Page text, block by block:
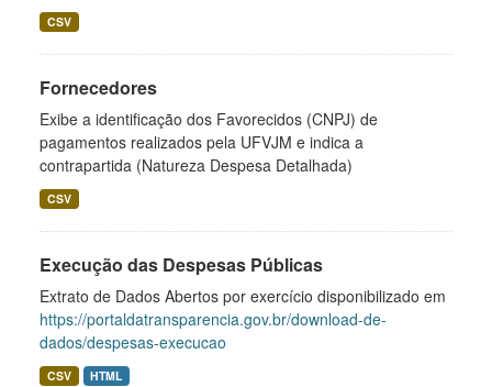
CSV
Fornecedores
Exibe a identificação dos Favorecidos (CNPJ) de
pagamentos realizados pela UFVJM e indica a
contrapartida (Natureza Despesa Detalhada)
CSV
Execução das Despesas Públicas
Extrato de Dados Abertos por exercício disponibilizado em
https://portaldatransparencia.gov.br/download-de-
dados/despesas-execucao
CSV HTML